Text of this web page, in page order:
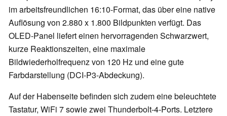
im arbeitsfreundlichen 16:10-Format, das über eine native
Auflösung von 2.880 x 1.800 Bildpunkten verfügt. Das
OLED-Panel liefert einen hervorragenden Schwarzwert,
kurze Reaktionszeiten, eine maximale
Bildwiederholfrequenz von 120 Hz und eine gute
Farbdarstellung (DCI-P3-Abdeckung).
Auf der Habenseite befinden sich zudem eine beleuchtete
Tastatur, WiFi 7 sowie zwei Thunderbolt-4-Ports. Letztere